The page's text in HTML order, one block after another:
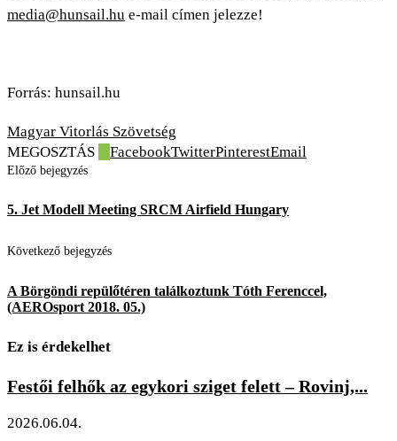
media@hunsail.hu e-mail címen jelezze!
Forrás: hunsail.hu
Magyar Vitorlás Szövetség
MEGOSZTÁS
FacebookTwitterPinterestEmail
Előző bejegyzés
5. Jet Modell Meeting SRCM Airfield Hungary
Következő bejegyzés
A Börgöndi repülőtéren találkoztunk Tóth Ferenccel,
(AEROsport 2018. 05.)
Ez is érdekelhet
Festői felhők az egykori sziget felett – Rovinj,...
2026.06.04.